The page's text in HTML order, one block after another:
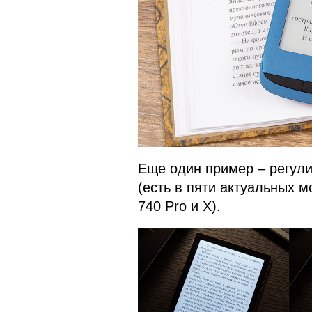
Еще один пример –
(есть в пяти актуальных
740 Pro и X).